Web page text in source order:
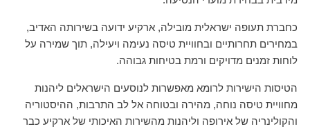
כחברת תעופה ישראלית מובילה, ארקיע ידועה בשירותה האדיב,
במחירים תחרותיים ובחוויית טיסה נעימה ויעילה, תוך שמירה על
לוחות זמנים מדויקים ורמת בטיחות גבוהה.
הטיסות הישירות לרומא מאפשרות לנוסעים הישראלים ליהנות
מחוויית טיסה נוחה, מהירה ובטוחה אל לב התרבות, ההיסטוריה
והקולינריה של אירופה וליהנות מהשירות האיכותי של ארקיע כבר